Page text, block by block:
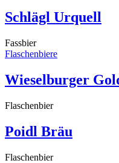
Schlägl Urquell
Fassbier
Flaschenbiere
Wieselburger
Flaschenbier
Poidl Bräu
Flaschenbier